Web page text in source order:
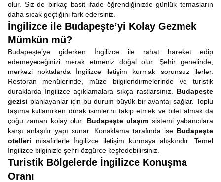
olur. Siz de birkaç basit ifade öğrendiğinizde günlük temasların
daha sıcak geçtiğini fark edersiniz.
İngilizce ile Budapeşte’yi Kolay Gezmek
Mümkün mü?
Budapeşte’ye giderken İngilizce ile rahat hareket edip
edemeyeceğinizi merak etmeniz doğal olur. Şehir genelinde,
merkezi noktalarda İngilizce iletişim kurmak sorunsuz ilerler.
Restoran menülerinde, müze bilgilendirmelerinde ve turistik
duraklarda İngilizce açıklamalara sıkça rastlarsınız. Budapeşte
gezisi planlayanlar için bu durum büyük bir avantaj sağlar. Toplu
taşıma kullanırken durak isimlerini takip etmek ve bilet almak da
çoğu zaman kolay olur. Budapeşte ulaşım sistemi yabancılara
karşı anlaşılır yapı sunar. Konaklama tarafında ise Budapeşte
otelleri misafirlerle İngilizce iletişim kurmaya alışkındır. Temel
İngilizce bilginizle şehri özgürce keşfedebilirsiniz.
Turistik Bölgelerde İngilizce Konuşma
Oranı